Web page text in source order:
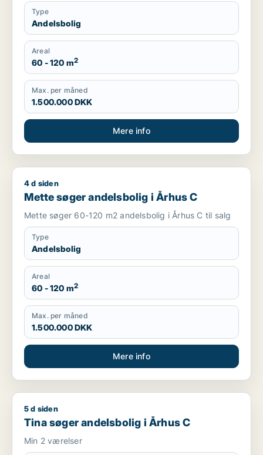
Type
Andelsbolig
Areal
60 - 120 m2
Max. per måned
1.500.000 DKK
Mere info
Mette søger andelsbolig i Århus C
4 d siden
Mette søger andelsbolig i Århus C
Mette søger 60-120 m2 andelsbolig i Århus C til salg
Type
Andelsbolig
Areal
60 - 120 m2
Max. per måned
1.500.000 DKK
Mere info
Tina søger andelsbolig i Århus C
5 d siden
Tina søger andelsbolig i Århus C
Min 2 værelser